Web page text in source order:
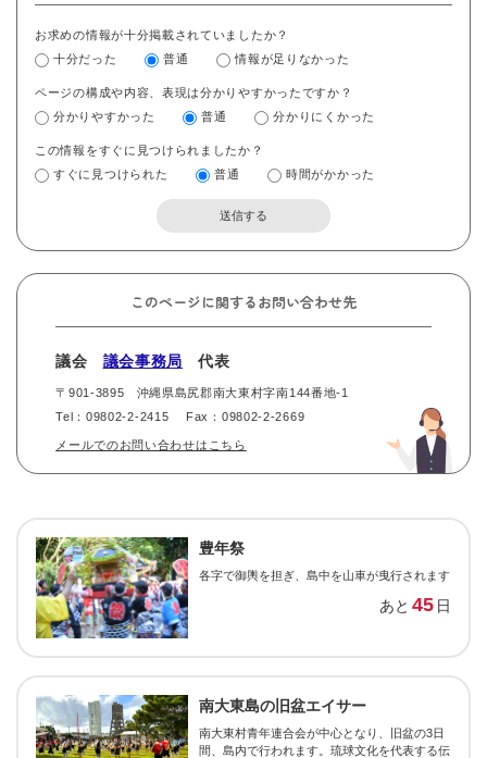
お求めの情報が十分掲載されていましたか？
十分だった
普通 情報が足りなかった
ページの構成や内容、表現は分かりやすかったですか？
分かりやすかった
普通 分かりにくかった
この情報をすぐに見つけられましたか？
すぐに見つけられた
普通 時間がかかった
このページに関するお問い合わせ先
議会 議会事務局 代表
〒901-3895
沖縄県島尻郡南大東村字南144番地-1
Tel：09802-2-2415
Fax：09802-2-2669
メールでのお問い合わせはこちら
豊年祭
各字で御輿を担ぎ、島中を山車が曳行されます
あと 45 日
南大東島の旧盆エイサー
南大東村青年連合会が中心となり、旧盆の3日
間、島内で行われます。琉球文化を代表する伝